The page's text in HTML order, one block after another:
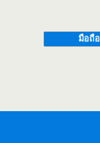
มือถือ